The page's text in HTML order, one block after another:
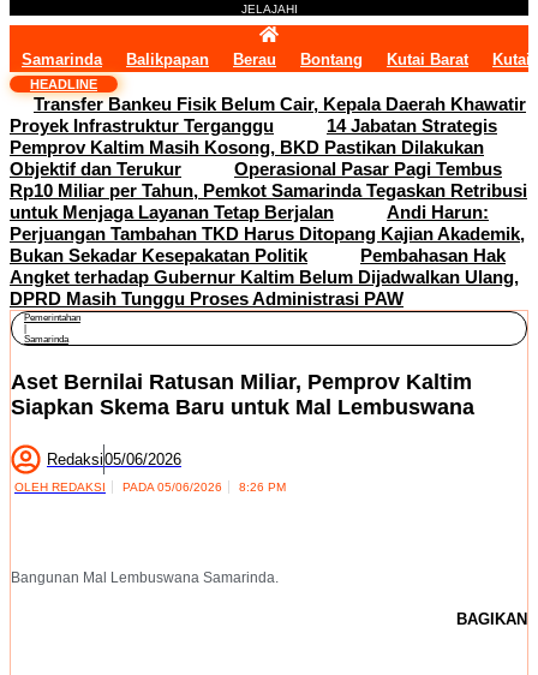
JELAJAHI
Samarinda Balikpapan Berau Bontang Kutai Barat Kutai
HEADLINE
Transfer Bankeu Fisik Belum Cair, Kepala Daerah Khawatir
Proyek Infrastruktur Terganggu
14 Jabatan Strategis
Pemprov Kaltim Masih Kosong, BKD Pastikan Dilakukan
Objektif dan Terukur
Operasional Pasar Pagi Tembus
Rp10 Miliar per Tahun, Pemkot Samarinda Tegaskan Retribusi
untuk Menjaga Layanan Tetap Berjalan
Andi Harun:
Perjuangan Tambahan TKD Harus Ditopang Kajian Akademik,
Bukan Sekadar Kesepakatan Politik
Pembahasan Hak
Angket terhadap Gubernur Kaltim Belum Dijadwalkan Ulang,
DPRD Masih Tunggu Proses Administrasi PAW
Pemerintahan
Samarinda
Aset Bernilai Ratusan Miliar, Pemprov Kaltim
Siapkan Skema Baru untuk Mal Lembuswana
Redaksi05/06/2026
OLEH REDAKSI PADA 05/06/2026 8:26 PM
Bangunan Mal Lembuswana Samarinda.
BAGIKAN